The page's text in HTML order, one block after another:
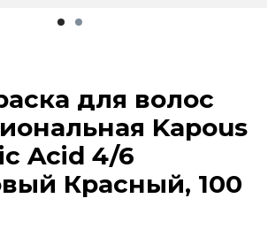
для волос
Kapous
Acid 4/6
Красный, 100